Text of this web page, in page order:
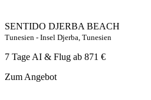
SENTIDO DJERBA BEACH
Tunesien - Insel Djerba, Tunesien
7 Tage AI & Flug ab 871 €
Zum Angebot